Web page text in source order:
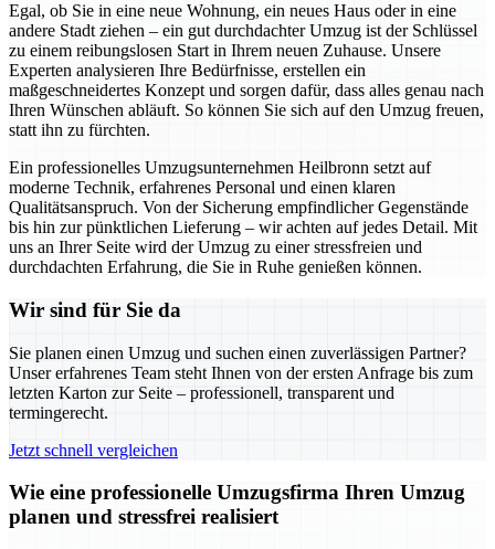
Egal, ob Sie in eine neue Wohnung, ein neues Haus oder in eine
andere Stadt ziehen – ein gut durchdachter Umzug ist der Schlüssel
zu einem reibungslosen Start in Ihrem neuen Zuhause. Unsere
Experten analysieren Ihre Bedürfnisse, erstellen ein
maßgeschneidertes Konzept und sorgen dafür, dass alles genau nach
Ihren Wünschen abläuft. So können Sie sich auf den Umzug freuen,
statt ihn zu fürchten.
Ein professionelles Umzugsunternehmen Heilbronn setzt auf
moderne Technik, erfahrenes Personal und einen klaren
Qualitätsanspruch. Von der Sicherung empfindlicher Gegenstände
bis hin zur pünktlichen Lieferung – wir achten auf jedes Detail. Mit
uns an Ihrer Seite wird der Umzug zu einer stressfreien und
durchdachten Erfahrung, die Sie in Ruhe genießen können.
Wir sind für Sie da
Sie planen einen Umzug und suchen einen zuverlässigen Partner?
Unser erfahrenes Team steht Ihnen von der ersten Anfrage bis zum
letzten Karton zur Seite – professionell, transparent und
termingerecht.
Jetzt schnell vergleichen
Wie eine professionelle Umzugsfirma Ihren Umzug
planen und stressfrei realisiert